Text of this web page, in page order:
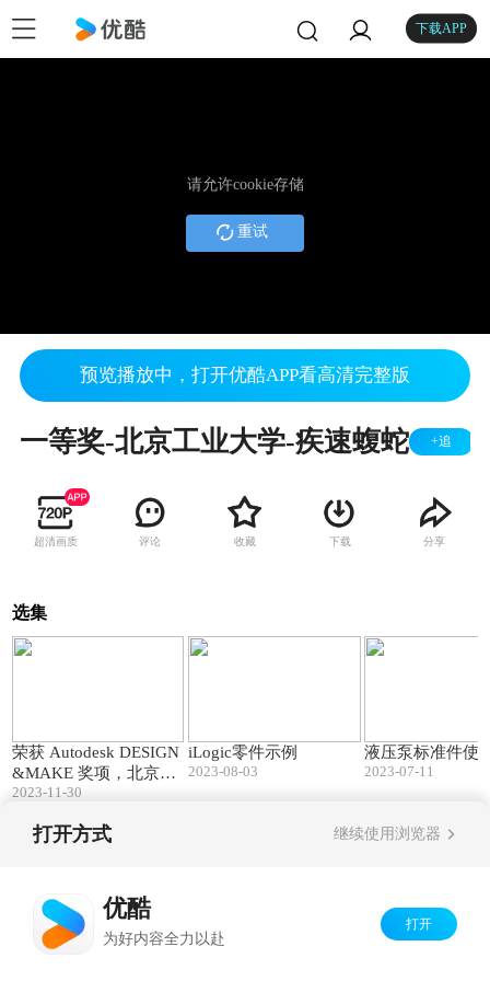
下载APP
请允许cookie存储
重试
预览播放中，打开优酷APP看高清完整版
一等奖-北京工业大学-疾速蝮蛇 +追
超清画质 评论 收藏 下载 分享
选集
荣获 Autodesk DESIGN
&MAKE 奖项，北京艺
术中心树立中国智能建
2023-11-30
iLogic零件示例
2023-08-03
液压泵标准件使
2023-07-11
打开方式 继续使用浏览器
优酷
为好内容全力以赴
打开